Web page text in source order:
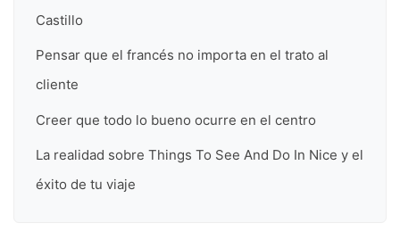
Castillo
Pensar que el francés no importa en el trato al
cliente
Creer que todo lo bueno ocurre en el centro
La realidad sobre Things To See And Do In Nice y el
éxito de tu viaje